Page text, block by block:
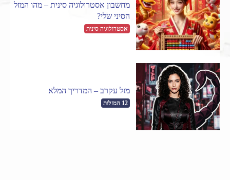
מחשבון אסטרולוגיה סינית – מהו המזל
הסיני שלי?
אסטרולוגיה סינית
מזל עקרב – המדריך המלא
12 המזלות